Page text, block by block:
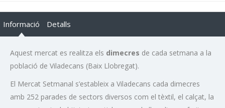
Informació Detalls
Aquest mercat es realitza els dimecres de cada setmana a la
població de Viladecans (Baix Llobregat).
El Mercat Setmanal s’estableix a Viladecans cada dimecres
amb 252 parades de sectors diversos com el tèxtil, el calçat, la